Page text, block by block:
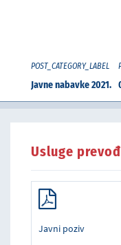
POST_CATEGORY_LABEL
Javne nabavke 2021.
Usluge
Javni poziv